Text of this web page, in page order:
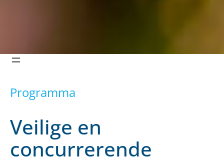
Programma
Veilige en
concurrerende